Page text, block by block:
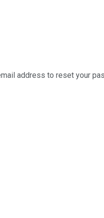
address to reset your